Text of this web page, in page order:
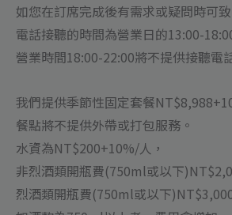
如您在訂席完成後有需求或疑問時可致
電話接聽的時間為營業日的13:00-
營業時間18:00-22:00將不提供接聽電
我們提供季節性固定套餐
餐點將不提供外帶或打包服務。
水資為NT$200+10%/人，
非烈酒類開瓶費(750ml或以下
烈酒類開瓶費(750ml或以下